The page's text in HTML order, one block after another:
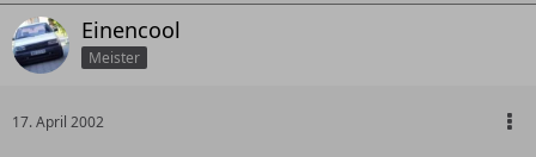
Einencool
Meister
17. April 2002